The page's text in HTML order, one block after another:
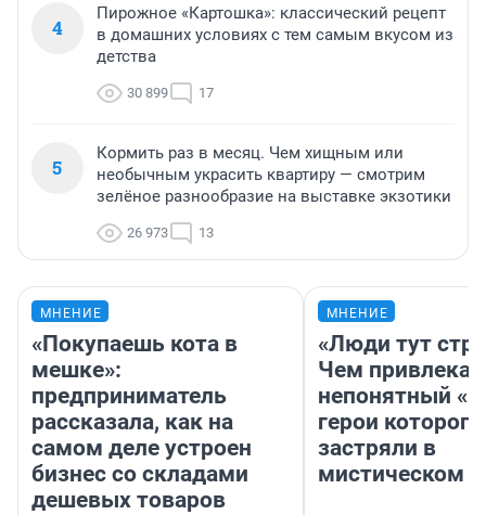
4
Пирожное «Картошка»: классический рецепт
в домашних условиях с тем самым вкусом из
детства
30 899 17
5
Кормить раз в месяц. Чем хищным или
необычным украсить квартиру — смотрим
зелёное разнообразие на выставке экзотики
26 973 13
МНЕНИЕ
«Покупаешь кота в
мешке»:
предприниматель
рассказала, как на
самом деле устроен
бизнес со складами
дешевых товаров
МНЕНИЕ
«Люди тут
Чем
непонятный
герои которого
застряли в
мистическом